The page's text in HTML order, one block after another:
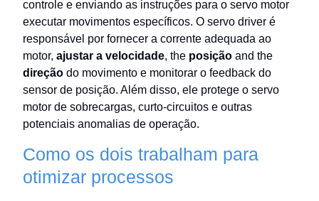
controle e enviando as instruções para o servo motor
executar movimentos específicos. O servo driver é
responsável por fornecer a corrente adequada ao
motor, ajustar a velocidade, the posição and the
direção do movimento e monitorar o feedback do
sensor de posição. Além disso, ele protege o servo
motor de sobrecargas, curto-circuitos e outras
potenciais anomalias de operação.
Como os dois trabalham para
otimizar processos